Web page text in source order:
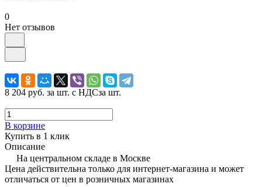
0
Нет отзывов
8 204 руб. за шт. с НДСза шт.
В корзине
Купить в 1 клик
Описание
На центральном складе в Москве
Цена действительна только для интернет-магазина и может
отличаться от цен в розничных магазинах